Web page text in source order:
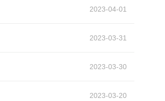
2023-04-01
2023-03-31
2023-03-30
2023-03-20